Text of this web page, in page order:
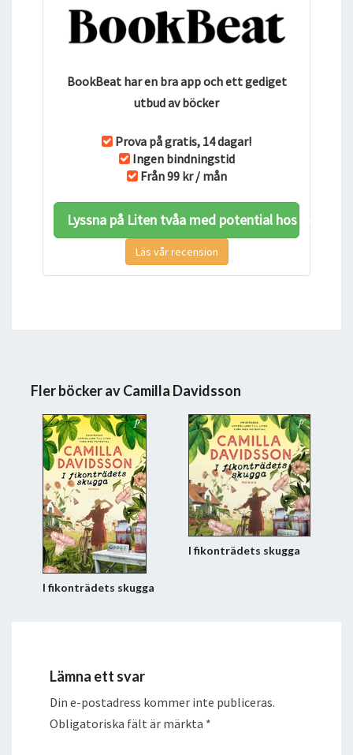
BookBeat har en bra app och ett gediget
utbud av böcker
Prova på gratis, 14 dagar!
Ingen bindningstid
Från 99 kr / mån
Lyssna på Liten tvåa med potential hos
Läs vår recension
Fler böcker av Camilla Davidsson
I fikonträdets skugga
I fikonträdets skugga
Lämna ett svar
Din e-postadress kommer inte publiceras.
Obligatoriska fält är märkta *